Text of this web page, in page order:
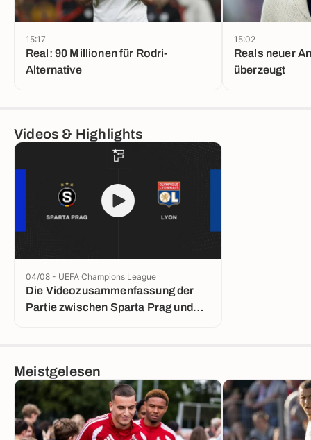
Real: 90 Millionen für Rodri-
Alternative
15:17
Reals neuer
überzeugt
15:02
Videos & Highlights
Die Videozusammenfassung der
Partie zwischen Sparta Prag und
04/08 - UEFA Champions League
Meistgelesen